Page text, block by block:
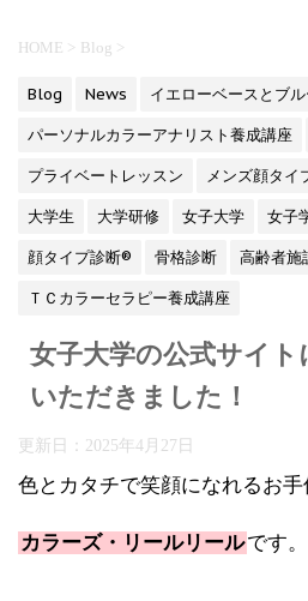
HOME > Blog >
Blog News イエローベースとブ
パーソナルカラーアナリスト養成講座
プライベートレッスン
メンズ顔タイ
大学生
大学研修 女子大学 女子
顔タイプ診断®
骨格診断
高齢者施
ＴＣカラーセラピー養成講座
女子大学の公式サイト
いただきました！
更新日： 2025年4月27日
色とカタチで笑顔になれるお手
カラーズ・リールリールです。